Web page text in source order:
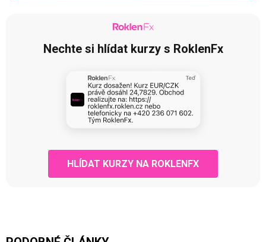
Nechte si hlídat kurzy s RoklenFx
HLÍDAT KURZY NA ROKLENFX